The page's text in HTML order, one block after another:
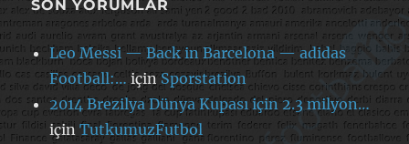
SON YORUMLAR
Leo Messi — Back in Barcelona — adidas
Football:…içinSporstation
2014 Brezilya Dünya Kupası için 2.3 milyon…
içinTutkumuzFutbol